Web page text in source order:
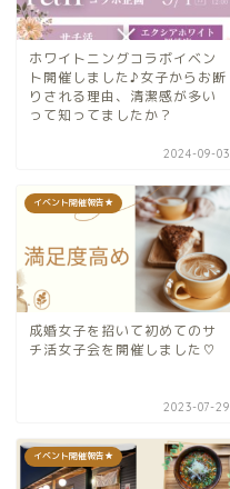
ホワイトニングコラボイベン
ト開催しました♪女子からお断
りされる理由、清潔感が多い
って知ってましたか？
2024-09-03
イベント開催報告★
成婚女子を招いて初めてのサ
チ活女子会を開催しました♡
2023-07-29
イベント開催報告★